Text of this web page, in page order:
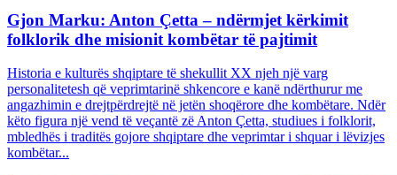
Gjon Marku: Anton Çetta – ndërmjet kërkimit
folklorik dhe misionit kombëtar të pajtimit
Historia e kulturës shqiptare të shekullit XX njeh një varg
personalitetesh që veprimtarinë shkencore e kanë ndërthurur me
angazhimin e drejtpërdrejtë në jetën shoqërore dhe kombëtare. Ndër
këto figura një vend të veçantë zë Anton Çetta, studiues i folklorit,
mbledhës i traditës gojore shqiptare dhe veprimtar i shquar i lëvizjes
kombëtar...